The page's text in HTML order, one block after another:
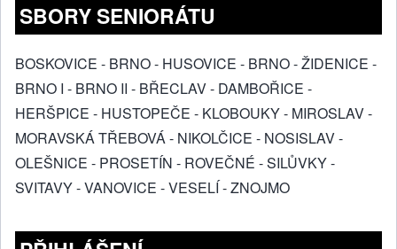
SBORY SENIORÁTU
BOSKOVICE - BRNO - HUSOVICE - BRNO - ŽIDENICE -
BRNO I - BRNO II - BŘECLAV- DAMBOŘICE -
HERŠPICE - HUSTOPEČE - KLOBOUKY- MIROSLAV-
MORAVSKÁ TŘEBOVÁ- NIKOLČICE - NOSISLAV-
OLEŠNICE - PROSETÍN - ROVEČNÉ -SILŮVKY-
SVITAVY-VANOVICE -VESELÍ-ZNOJMO